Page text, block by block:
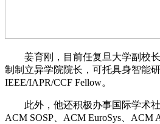
姜育刚，目前任复旦大学副校长
制制立异学院院长，可托具身智能
IEEE/IAPR/CCF Fellow。
此外，他还积极办事国际学术社
ACM SOSP、ACM EuroSys、ACM